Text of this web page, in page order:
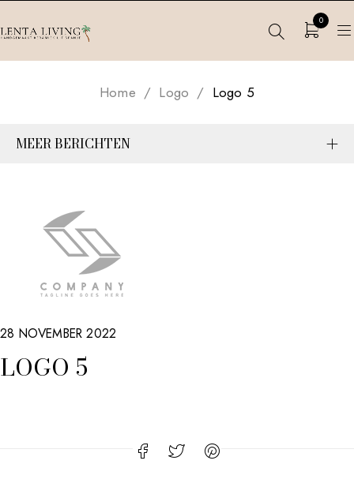
0
Home / Logo / Logo 5
MEER BERICHTEN
28 NOVEMBER 2022
LOGO 5